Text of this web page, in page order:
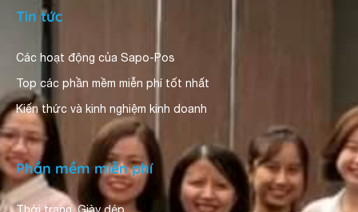
Tin tức
Các hoạt động của Sapo-Pos
Top các phần mềm miễn phí tốt nhất
Kiến thức và kinh nghiệm kinh doanh
Phần mềm miễn phí
Thời trang, Giày dép